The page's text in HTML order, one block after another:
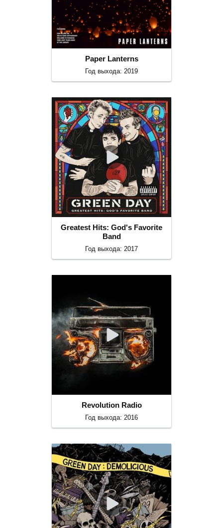
Paper Lanterns
Год выхода: 2019
Greatest Hits: God's Favorite
Band
Год выхода: 2017
Revolution Radio
Год выхода: 2016